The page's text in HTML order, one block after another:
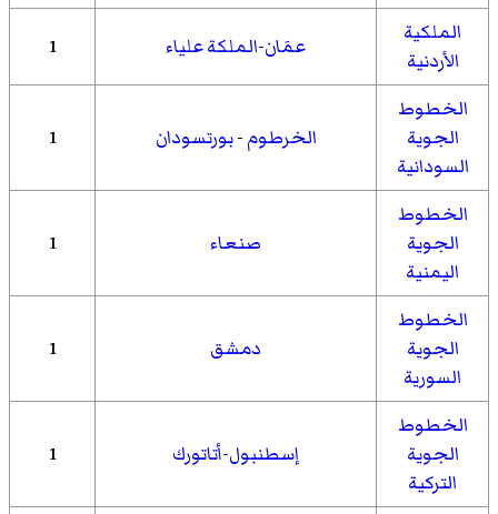
الملكية
الأردنية
عمَان-الملكة علياء 1
الخطوط
الجوية
السودانية
الخرطوم-بورتسودان 1
الخطوط
الجوية
اليمنية
صنعاء 1
الخطوط
الجوية
السورية
دمشق 1
الخطوط
الجوية
التركية
إسطنبول-أتاتورك 1